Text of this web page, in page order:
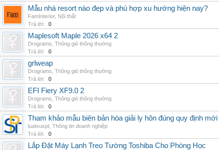
Mẫu nhà resort nào đẹp và phù hợp xu hướng hiện nay?
FamInterior, Nội thất
Trả lời:
0
Maplesoft Maple 2026 x64 2
Drograms Thông gió thông thường
Trả lời:
0
grlweap
Drograms Thông gió thông thường
Trả lời:
0
EFI Fiery XF9.0 2
Drograms Thông gió thông thường
Trả lời:
0
Tham khảo mẫu biên bản hòa giải ly hôn đúng quy định mới
luatsuspt Thông tin doanh nghiệp
Trả lời:
0
Lắp Đặt Máy Lạnh Treo Tường Toshiba Cho Phòng Học